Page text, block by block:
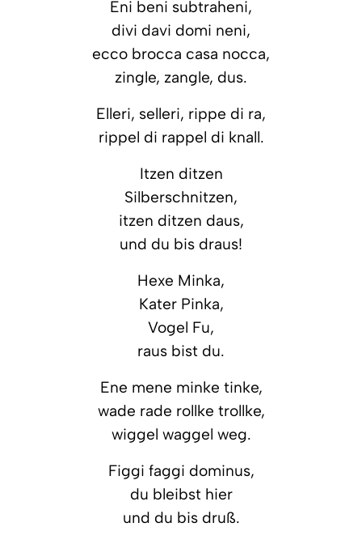
Eni beni subtraheni,
divi davi domi neni,
ecco brocca casa nocca,
zingle, zangle, dus.
Elleri, selleri, rippe di ra,
rippel di rappel di knall.
Itzen ditzen
Silberschnitzen,
itzen ditzen daus,
und du bis draus!
Hexe Minka,
Kater Pinka,
Vogel Fu,
raus bist du.
Ene mene minke tinke,
wade rade rollke trollke,
wiggel waggel weg.
Figgi faggi dominus,
du bleibst hier
und du bis druß.